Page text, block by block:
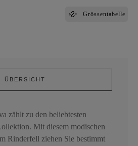
Grössentabelle
ÜBERSICHT
zählt zu den beliebtesten
Mit diesem modischen
Rinderfell ziehen Sie bestimmt